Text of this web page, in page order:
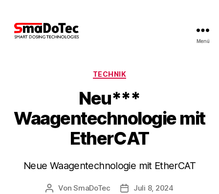
Menü
Kategorien
TECHNIK
Neu***
Waagentechnologie mit
EtherCAT
Neue Waagentechnologie mit EtherCAT
Beitragsautor
VonSmaDoTec Veröffentlichungsdatum
Juli 8, 2024